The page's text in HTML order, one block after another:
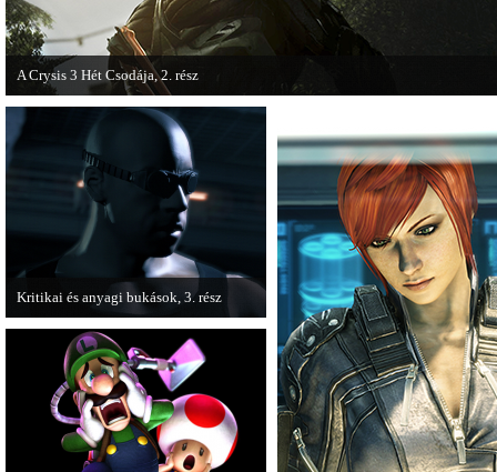
A Crysis 3 Hét Csodája, 2. rész
Megjelent a Crysis 3 videosorozat második része, amely a The Hunt címet
Kritikai és anyagi bukások, 3. rész
A PC Guru "Kritikai és anyagi bukások"
című cikksorozatának utolsó részét
olvashatjuk.